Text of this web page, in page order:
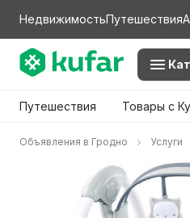
НедвижимостьПутешествия
Путешествия Товары с
Объявления в Гродно Услуги